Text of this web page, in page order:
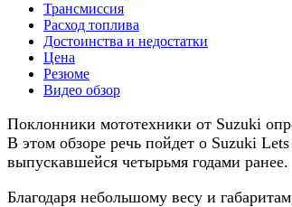
Трансмиссия
Расход топлива
Достоинства и недостатки
Цена
Резюме
Видео обзор
Поклонники мототехники от Suzuki
В этом обзоре речь пойдет о Suzuki
выпускавшейся четырьмя годами ранее.
Благодаря небольшому весу и